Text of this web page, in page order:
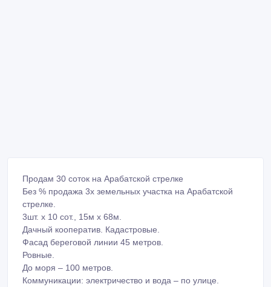
Продам 30 соток на Арабатской стрелке
Без % продажа 3х земельных участка на Арабатской
стрелке.
3шт. х 10 сот., 15м х 68м.
Дачный кооператив. Кадастровые.
Фасад береговой линии 45 метров.
Ровные.
До моря – 100 метров.
Коммуникации: электричество и вода – по улице.